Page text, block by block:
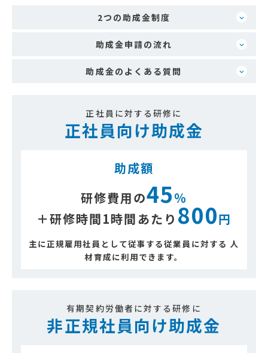
2つの助成金制度
助成金申請の流れ
助成金のよくある質問
正社員に対する研修に
正社員向け助成金
助成額
研修費用の45％
＋研修時間1時間あたり 800円
主に正規雇用社員として従事する従業員に対する 人
材育成に利用できます。
有期契約労働者に対する研修に
非正規社員向け助成金